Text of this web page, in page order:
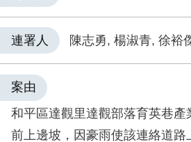
連署人 陳志勇, 楊淑青, 徐裕
案由
和平區達觀里達觀部落育英巷
前上邊坡，因豪雨使該連絡道